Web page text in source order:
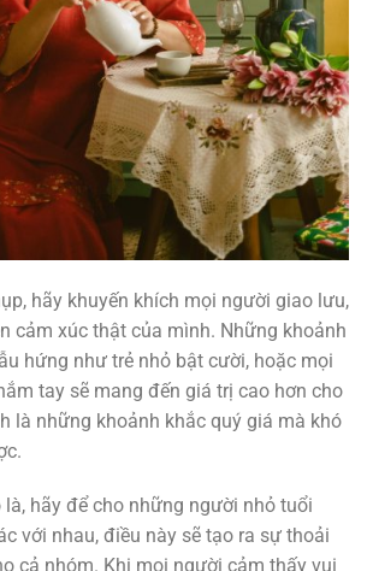
hãy khuyến khích mọi người giao lưu,
cảm xúc thật của mình. Những khoảnh
hứng như trẻ nhỏ bật cười, hoặc mọi
tay sẽ mang đến giá trị cao hơn cho
là những khoảnh khắc quý giá mà khó
hãy để cho những người nhỏ tuổi
với nhau, điều này sẽ tạo ra sự thoải
cả nhóm. Khi mọi người cảm thấy vui